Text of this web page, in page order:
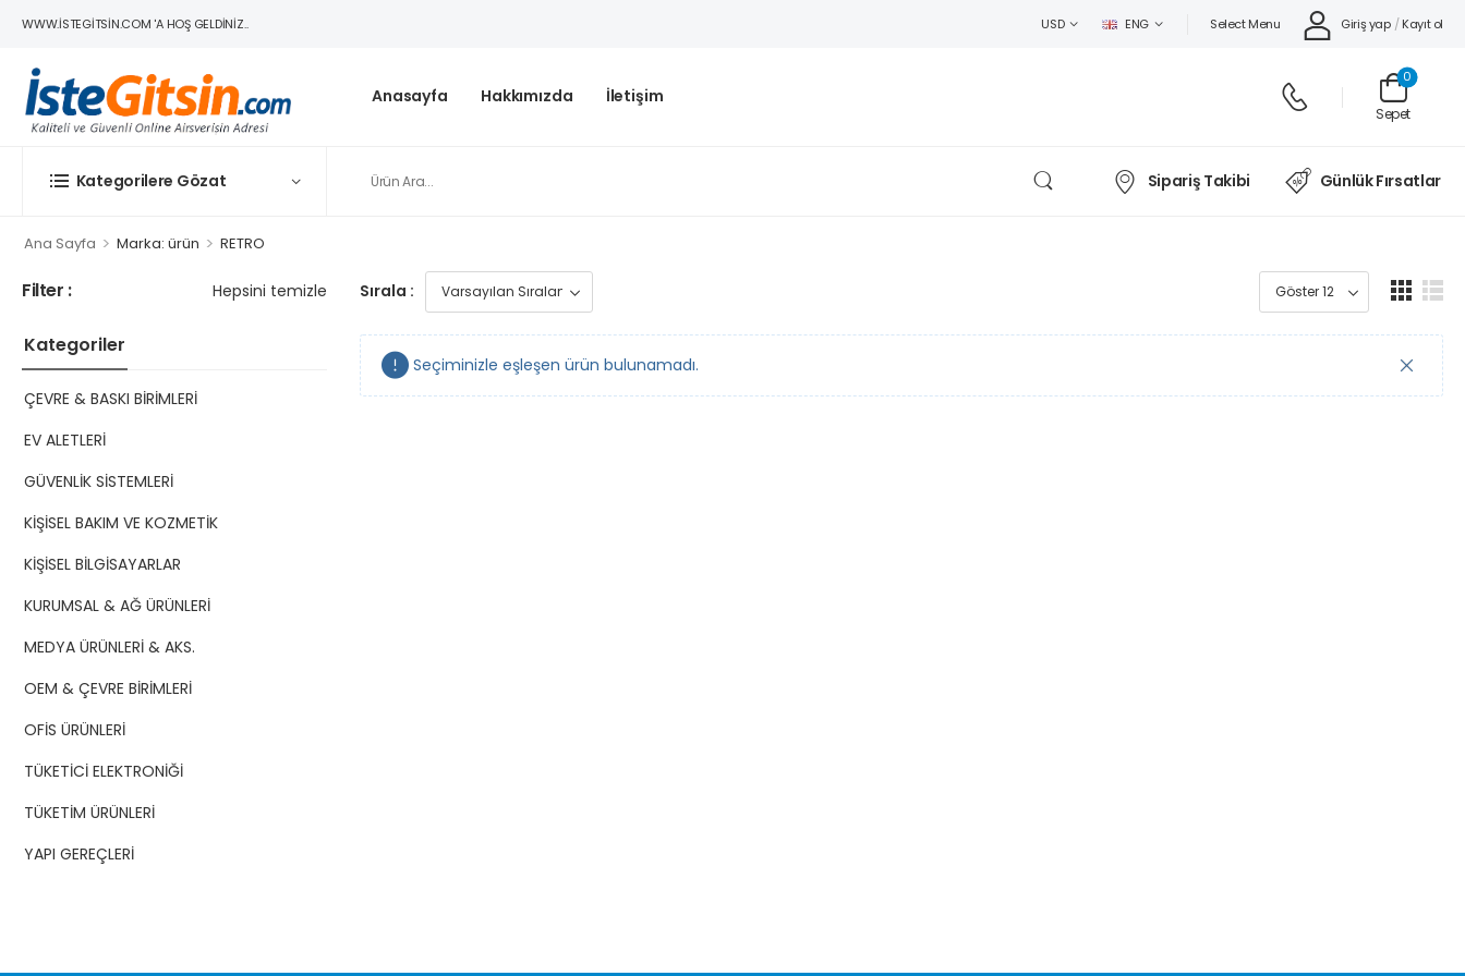
WWW.ISTEGITSIN.COM 'A HOŞ GELDINIZ.. USD ENG Select Menu Giriş yap / Kayıt ol
Anasayfa Hakkımızda İletişim
Sepet
0
Kategorilere Gözat Sipariş Takibi Günlük Fırsatlar
Ana Sayfa > Marka: ürün > RETRO
Filter : Hepsini temizle
Kategoriler
ÇEVRE & BASKI BİRİMLERİ
EV ALETLERİ
GÜVENLİK SİSTEMLERİ
KİŞİSEL BAKIM VE KOZMETİK
KİŞİSEL BİLGİSAYARLAR
KURUMSAL & AĞ ÜRÜNLERİ
MEDYA ÜRÜNLERİ & AKS.
OEM & ÇEVRE BİRİMLERİ
OFİS ÜRÜNLERİ
TÜKETİCİ ELEKTRONİĞİ
TÜKETİM ÜRÜNLERİ
YAPI GEREÇLERİ
Sırala :
Seçiminizle eşleşen ürün bulunamadı.